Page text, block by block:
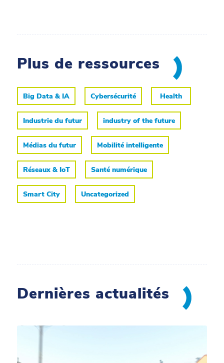
Plus de ressources
Big Data & IA Cybersécurité Health
Industrie du futur industry of the future
Médias du futur Mobilité intelligente
Réseaux & IoT Santé numérique
Smart City Uncategorized
Dernières actualités